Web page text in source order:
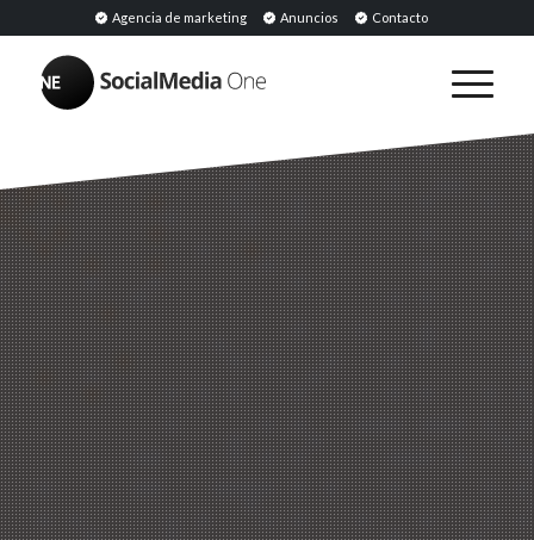
Agencia de marketing Anuncios Contacto